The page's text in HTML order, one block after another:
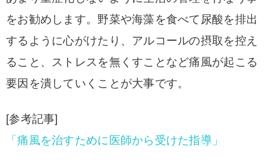
をお勧めします。野菜や海藻を食べて尿酸を排出
するように心がけたり、アルコールの摂取を控え
ること、ストレスを無くすことなど痛風が起こる
要因を潰していくことが大事です。
[参考記事]
「痛風を治すために医師から受けた指導」